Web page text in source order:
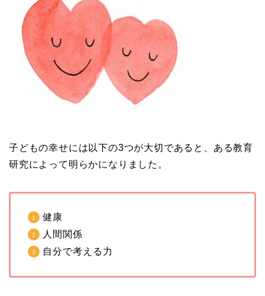
子どもの幸せには以下の3つが大切であると、ある教育
研究によって明らかになりました。
健康
人間関係
自分で考える力